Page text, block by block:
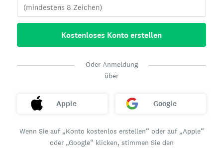
Kostenloses Konto erstellen
Oder Anmeldung
über
Apple Google
Wenn Sie auf „Konto kostenlos erstellen“ oder auf „Apple“
oder „Google“ klicken, stimmen Sie den